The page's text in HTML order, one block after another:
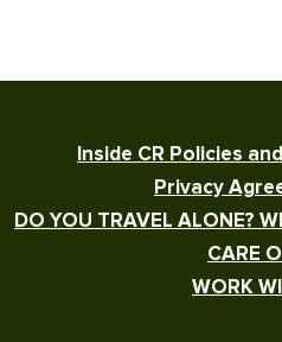
Inside CR Policies
Privacy
DO YOU TRAVEL ALONE?
CARE
WORK